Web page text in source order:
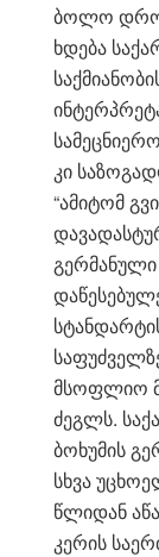
ბოლო
ხდება
კი
“ამიტომ
გერმანული
მსოფლიო
ძეგლს.
ბოხუმის
სხვა
წლიდან
კერის